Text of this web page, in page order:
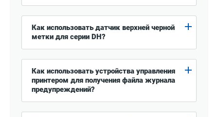
Как использовать датчик верхней черной
метки для серии DH?
Как использовать устройства управления
принтером для получения файла журнала
предупреждений?